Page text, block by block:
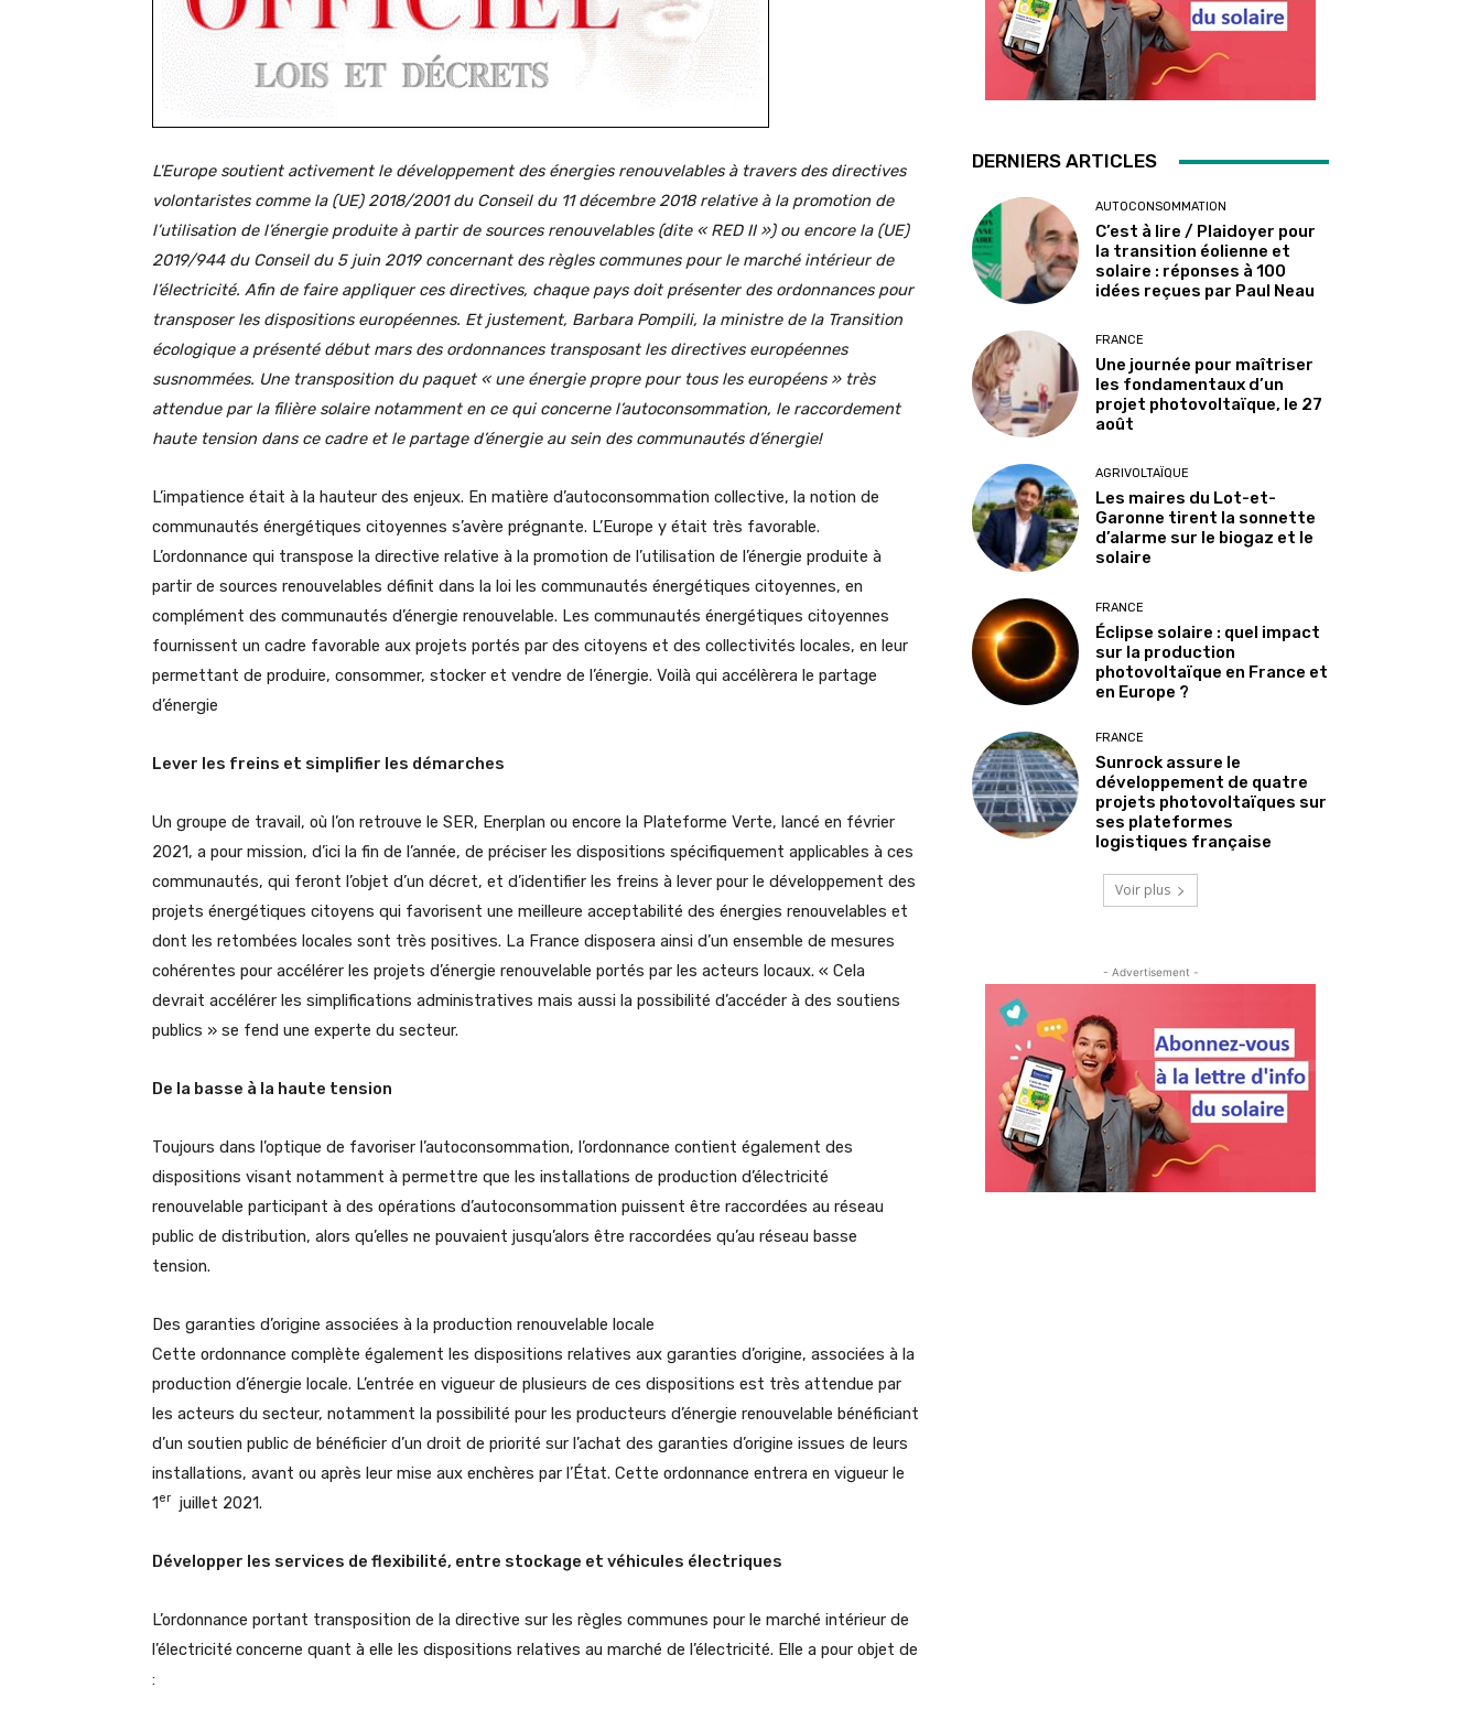
L'Europe soutient activement le développement des énergies renouvelables à travers des directives
volontaristes comme la (UE) 2018/2001 du Conseil du 11 décembre 2018 relative à la promotion de
l’utilisation de l’énergie produite à partir de sources renouvelables (dite « RED II ») ou encore la (UE)
2019/944 du Conseil du 5 juin 2019 concernant des règles communes pour le marché intérieur de
l’électricité. Afin de faire appliquer ces directives, chaque pays doit présenter des ordonnances pour
transposer les dispositions européennes. Et justement, Barbara Pompili, la ministre de la Transition
écologique a présenté début mars des ordonnances transposant les directives européennes
susnommées. Une transposition du paquet « une énergie propre pour tous les européens » très
attendue par la filière solaire notamment en ce qui concerne l’autoconsommation, le raccordement
haute tension dans ce cadre et le partage d’énergie au sein des communautés d’énergie!
L’impatience était à la hauteur des enjeux. En matière d’autoconsommation collective, la notion de
communautés énergétiques citoyennes s’avère prégnante. L’Europe y était très favorable.
L’ordonnance qui transpose la directive relative à la promotion de l’utilisation de l’énergie produite à
partir de sources renouvelables définit dans la loi les communautés énergétiques citoyennes, en
complément des communautés d’énergie renouvelable. Les communautés énergétiques citoyennes
fournissent un cadre favorable aux projets portés par des citoyens et des collectivités locales, en leur
permettant de produire, consommer, stocker et vendre de l’énergie. Voilà qui accélèrera le partage
d’énergie
Lever les freins et simplifier les démarches
Un groupe de travail, où l’on retrouve le SER, Enerplan ou encore la Plateforme Verte, lancé en février
2021, a pour mission, d’ici la fin de l’année, de préciser les dispositions spécifiquement applicables à ces
communautés, qui feront l’objet d’un décret, et d’identifier les freins à lever pour le développement des
projets énergétiques citoyens qui favorisent une meilleure acceptabilité des énergies renouvelables et
dont les retombées locales sont très positives. La France disposera ainsi d’un ensemble de mesures
cohérentes pour accélérer les projets d’énergie renouvelable portés par les acteurs locaux. « Cela
devrait accélérer les simplifications administratives mais aussi la possibilité d’accéder à des soutiens
publics » se fend une experte du secteur.
De la basse à la haute tension
Toujours dans l’optique de favoriser l’autoconsommation, l’ordonnance contient également des
dispositions visant notamment à permettre que les installations de production d’électricité
renouvelable participant à des opérations d’autoconsommation puissent être raccordées au réseau
public de distribution, alors qu’elles ne pouvaient jusqu’alors être raccordées qu’au réseau basse
tension.
Des garanties d’origine associées à la production renouvelable locale
Cette ordonnance complète également les dispositions relatives aux garanties d’origine, associées à la
production d’énergie locale. L’entrée en vigueur de plusieurs de ces dispositions est très attendue par
les acteurs du secteur, notamment la possibilité pour les producteurs d’énergie renouvelable bénéficiant
d’un soutien public de bénéficier d’un droit de priorité sur l’achat des garanties d’origine issues de leurs
installations, avant ou après leur mise aux enchères par l’État. Cette ordonnance entrera en vigueur le
1er juillet 2021.
Développer les services de flexibilité, entre stockage et véhicules électriques
L’ordonnance portant transposition de la directive sur les règles communes pour le marché intérieur de
l’électricité concerne quant à elle les dispositions relatives au marché de l’électricité. Elle a pour objet de
:
DERNIERS ARTICLES
AUTOCONSOMMATION
C’est à lire / Plaidoyer pour
la transition éolienne et
solaire : réponses à 100
idées reçues par Paul Neau
FRANCE
Une journée pour maîtriser
les fondamentaux d’un
projet photovoltaïque, le 27
août
AGRIVOLTAÏQUE
Les maires du Lot-et-
Garonne tirent la sonnette
d’alarme sur le biogaz et le
solaire
FRANCE
Éclipse solaire : quel impact
sur la production
photovoltaïque en France et
en Europe ?
FRANCE
Sunrock assure le
développement de quatre
projets photovoltaïques sur
ses plateformes
logistiques française
Voir plus
- Advertisement -